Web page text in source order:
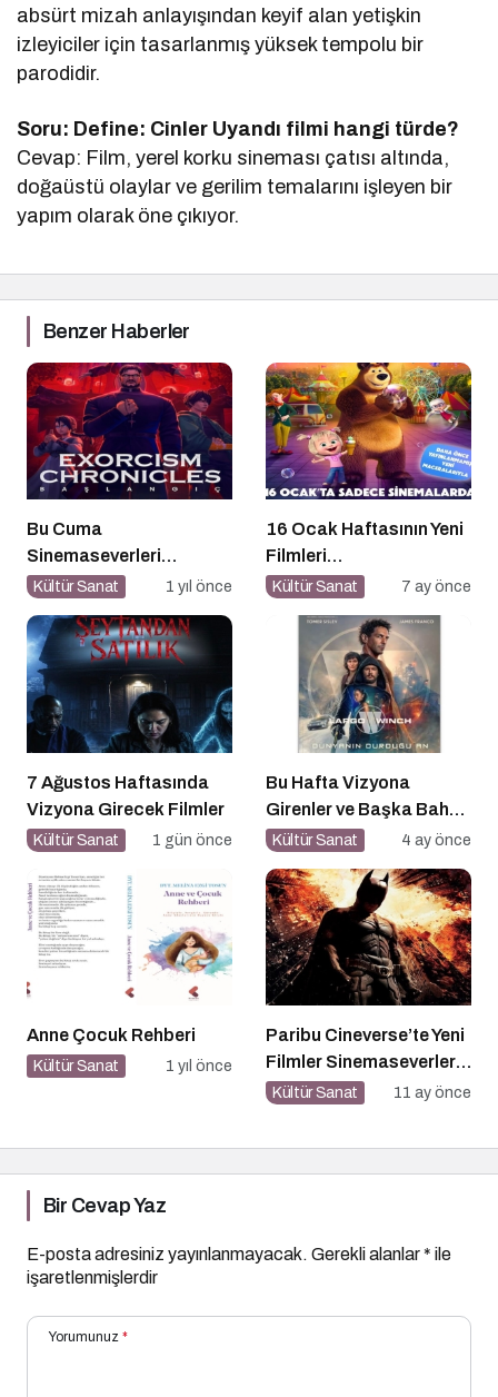
absürt mizah anlayışından keyif alan yetişkin
izleyiciler için tasarlanmış yüksek tempolu bir
parodidir.
Soru: Define: Cinler Uyandı filmi hangi türde?
Cevap: Film, yerel korku sineması çatısı altında,
doğaüstü olaylar ve gerilim temalarını işleyen bir
yapım olarak öne çıkıyor.
Benzer Haberler
Bu Cuma
Sinemaseverleri
Bekleyen Yepyeni Filmler!
Kültür Sanat 1 yıl önce
16 Ocak Haftasının Yeni
Filmleri
Sinemaseverlerle
Kültür Sanat 7 ay önce
7 Ağustos Haftasında
Vizyona Girecek Filmler
Kültür Sanat 1 gün önce
Bu Hafta Vizyona
Girenler ve Başka Bahar
Festivali!
Kültür Sanat 4 ay önce
Anne Çocuk Rehberi
Kültür Sanat 1 yıl önce
Paribu Cineverse’te Yeni
Filmler Sinemaseverlerle
Buluşuyor
Kültür Sanat 11 ay önce
Bir Cevap Yaz
E-posta adresiniz yayınlanmayacak. Gerekli alanlar* ile
işaretlenmişlerdir
Yorumunuz *